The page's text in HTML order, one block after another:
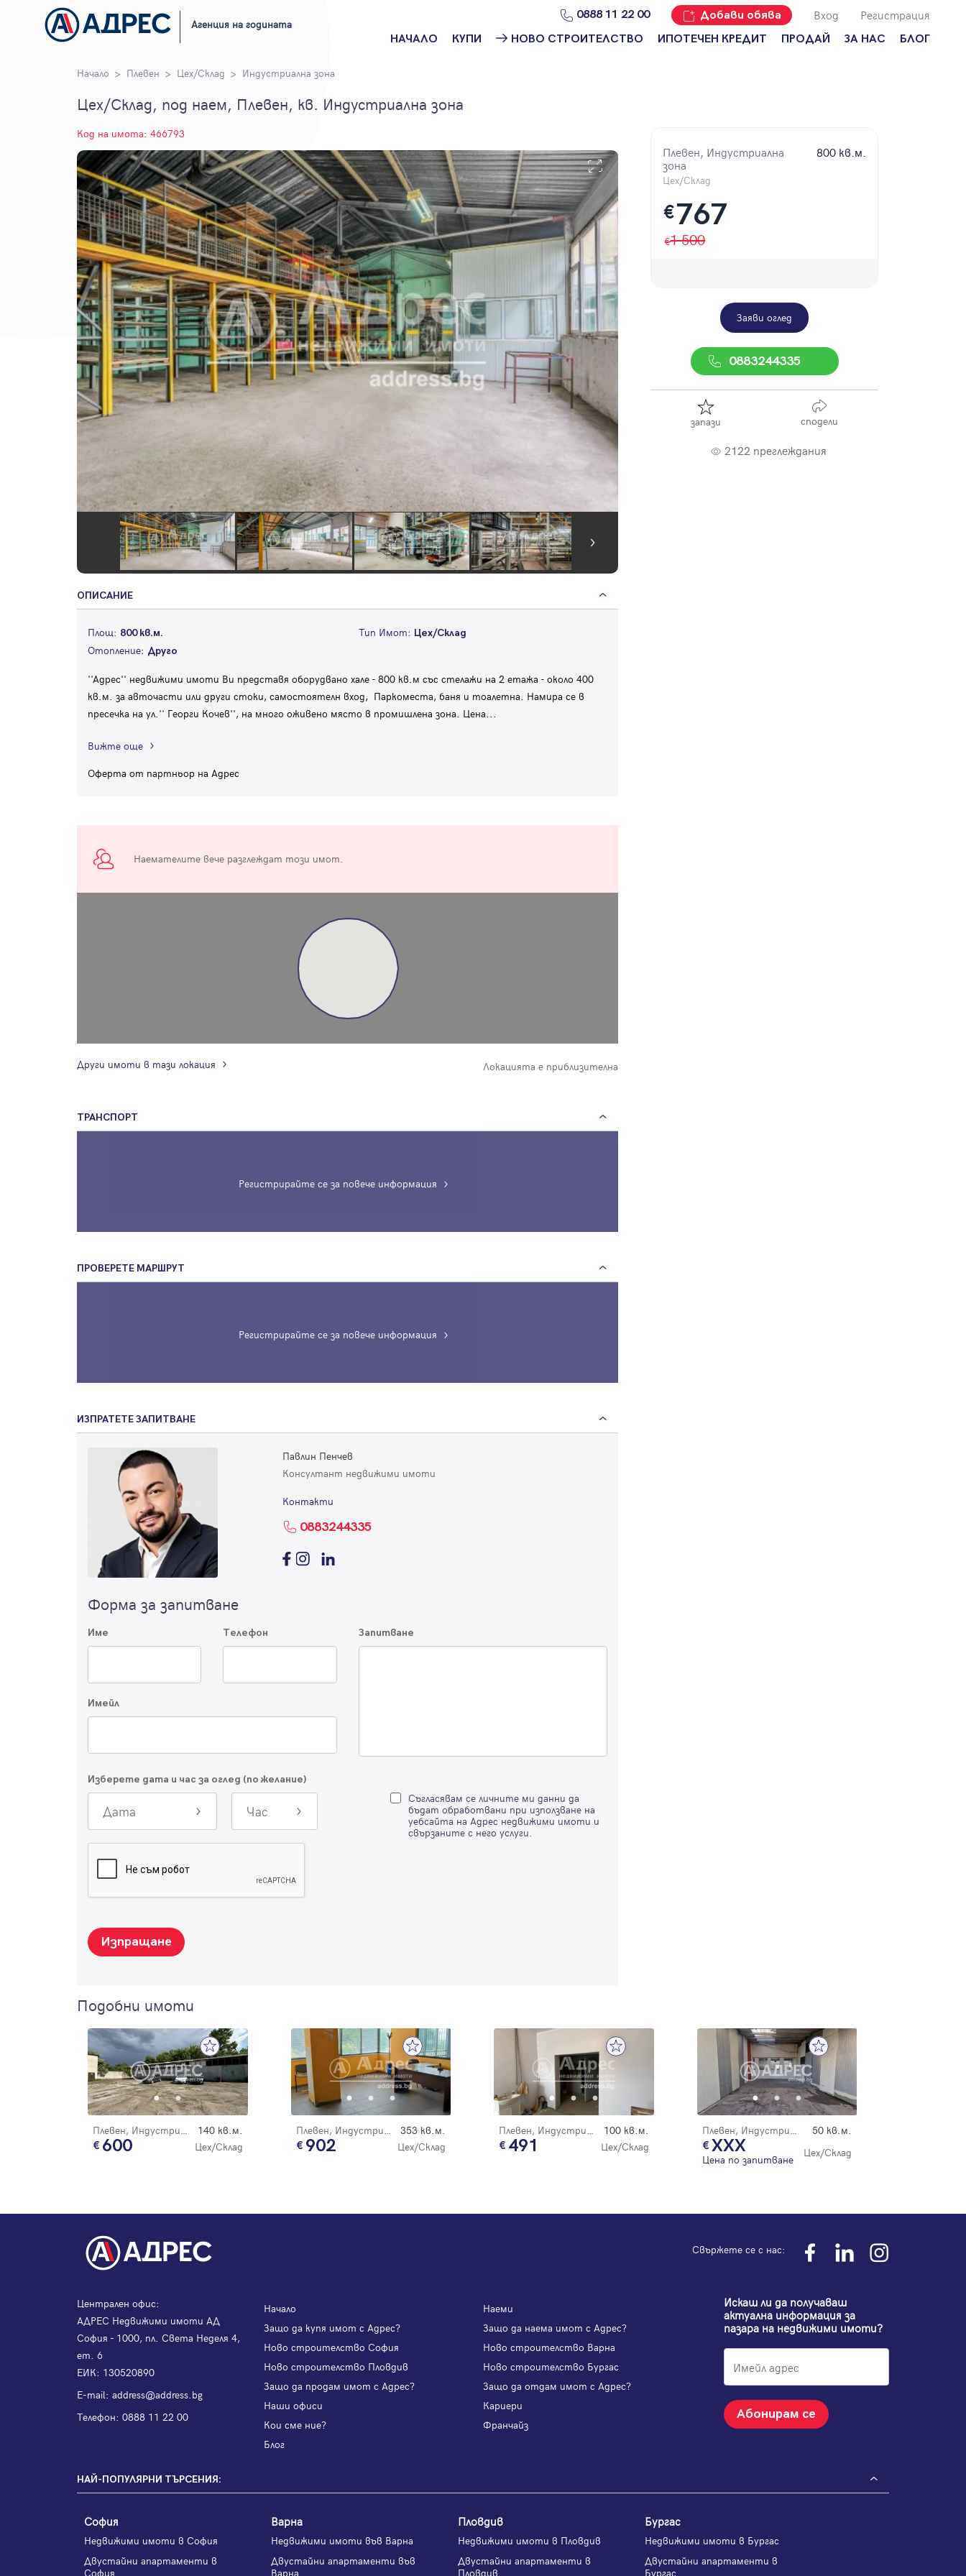
Агенция на годината
0888 11 22 00 Добави обява Вход Регистрация
НАЧАЛО КУПИ
Защо да купя
НОВО СТРОИТЕЛСТВО
Ново
строителство
Пловдив
Ново
строителство
Бургас
Проекти ново
строителство
ИПОТЕЧЕН КРЕДИТ ПРОДАЙ ЗА НАС
Мениджмънт
БЛОГ
Начало Плевен Цех/Склад Индустриална зона
Цех/Склад, под наем, Плевен, кв. Индустриална зона
Код на имота: 466793
Плевен, Индустриална
зона
Цех/Склад
800 кв.м.
€767
1 500
Заяви оглед
0883244335
запази сподели
2122 преглеждания
ОПИСАНИЕ
Площ: 800 кв.м. Тип Имот: Цех/Склад
Отопление: Друго
''Адрес'' недвижими имоти Ви представя оборудвано хале - 800 кв.м със стeлажи на 2 етажа - около 400
кв.м. за авточасти или други стоки, самостоятелн вход, Паркоместа, баня и тоалетна. Намира се в
пресечка на ул.'' Георги Кочев'', на много oживено място в промишлена зона. Цена...
Вижте още
Оферта от партньор на Адрес
Наемателите вече разглеждат този имот.
Локацията е приблизителна
Други имоти в тази локация
ТРАНСПОРТ
Регистрирайте се за повече информация
ПРОВЕРЕТЕ МАРШРУТ
Регистрирайте се за повече информация
ИЗПРАТЕТЕ ЗАПИТВАНЕ
Павлин Пенчев
Консултант недвижими имоти
Контакти
0883244335
Форма за запитване
Име Телефон
Имейл
Запитване
Изберете дата и час за оглед (по желание)
Дата Час
Съгласявам се личните ми данни да
бъдат обработвани при използване на
уебсайта на Адрес недвижими имоти и
свързаните с него услуги.
Изпращане
Подобни имоти
140 кв.м.
600 Цех/Склад
353 кв.м.
902 Цех/Склад
100 кв.м.
491 Цех/Склад
50 кв.м.
XXX
Цена по запитване Цех/Склад
Успех!
Свържете се с нас:
Централен офис:
АДРЕС Недвижими имоти АД
София - 1000, пл. Света Неделя 4,
ет. 6
ЕИК: 130520890
Е-mail: address@address.bg
Телефон: 0888 11 22 00
Начало
Наеми
Защо да купя имот с Адрес?
Защо да наема имот с Адрес?
Ново строителство София
Ново строителство Варна
Ново строителство Пловдив
Ново строителство Бургас
Защо да продам имот с Адрес?
Защо да отдам имот с Адрес?
Наши офиси
Кариери
Кои сме ние?
Франчайз
Блог
Искаш ли да получаваш
актуална информация за
пазара на недвижими имоти?
Абонирам се
НАЙ-ПОПУЛЯРНИ ТЪРСЕНИЯ:
София
Недвижими имоти в София
Двустайни апартаменти в
София
Варна
Недвижими имоти във Варна
Двустайни апартаменти във
Варна
Пловдив
Недвижими имоти в Пловдив
Двустайни апартаменти в
Пловдив
Бургас
Недвижими имоти в Бургас
Двустайни апартаменти в
Бургас
Вход
Продължи с Facebook